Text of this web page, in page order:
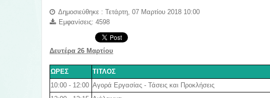
Δημοσιεύθηκε : Τετάρτη, 07 Μαρτίου 2018 10:00
Εμφανίσεις: 4598
Δευτέρα 26 Μαρτίου
ΩΡΕΣ ΤΙΤΛΟΣ
10:00 - 12:00 Αγορά Εργασίας - Τάσεις και Προκλήσεις